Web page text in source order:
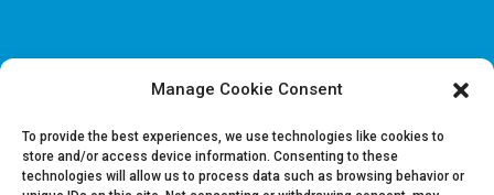
Manage Cookie Consent
To provide the best experiences, we use technologies like cookies to
store and/or access device information. Consenting to these
technologies will allow us to process data such as browsing behavior or
Disclaimer & Informations juridiques
Offres d’emploi